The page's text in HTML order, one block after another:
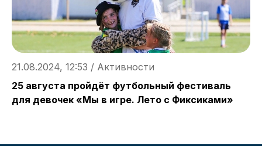
21.08.2024, 12:53 / Активности
25 августа пройдёт футбольный фестиваль
для девочек «Мы в игре. Лето с Фиксиками»